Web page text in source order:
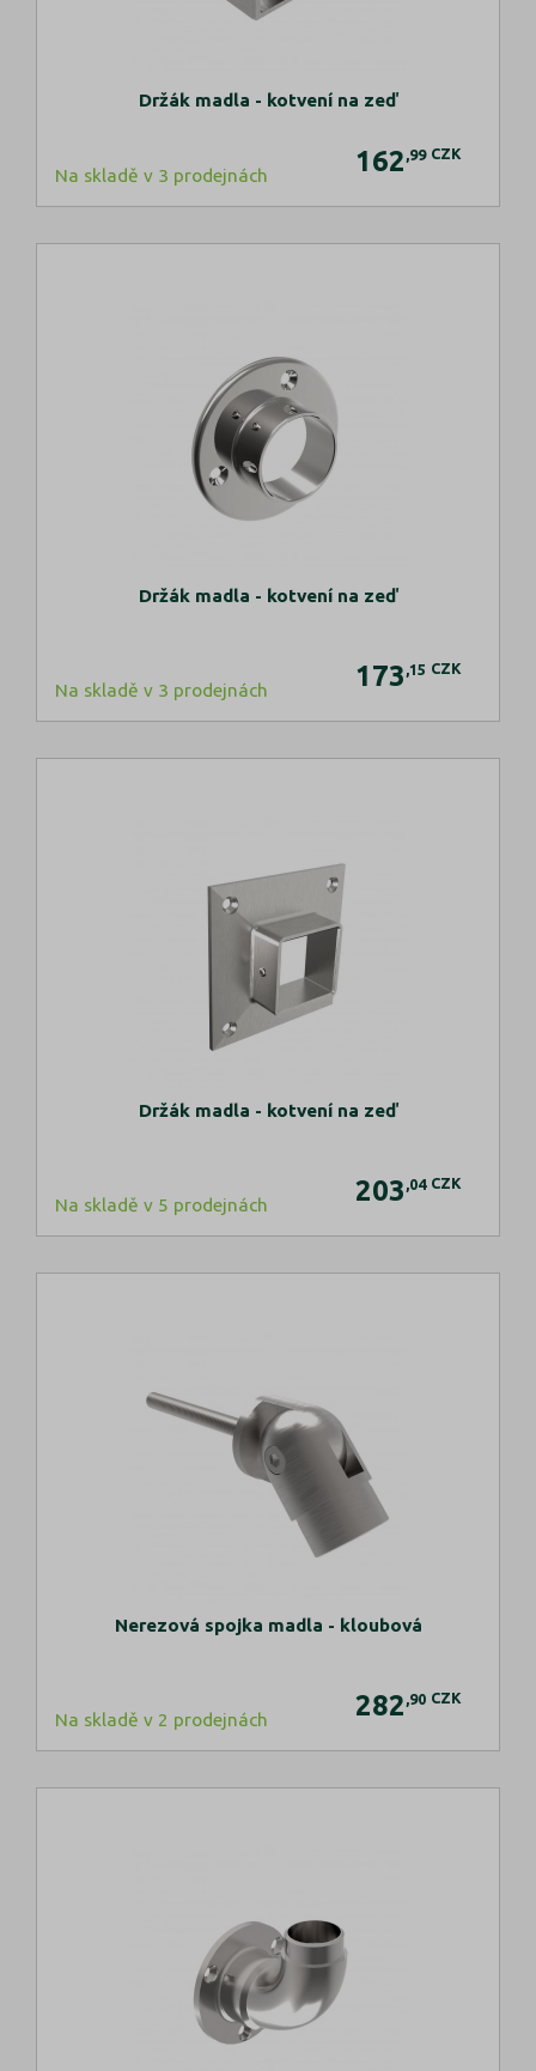
Držák madla - kotvení na zeď
Na skladě v 3 prodejnách 162 ,99 CZK
Držák madla - kotvení na zeď
Na skladě v 3 prodejnách 173 ,15 CZK
Držák madla - kotvení na zeď
Na skladě v 5 prodejnách 203 ,04 CZK
Nerezová spojka madla - kloubová
Na skladě v 2 prodejnách 282 ,90 CZK